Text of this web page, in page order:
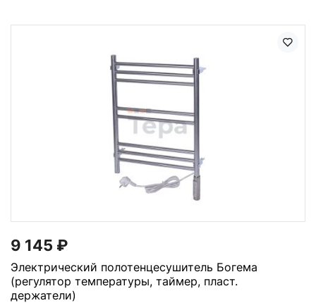
9 145 ₽
Электрический полотенцесушитель Богема
(регулятор температуры, таймер, пласт.
держатели)